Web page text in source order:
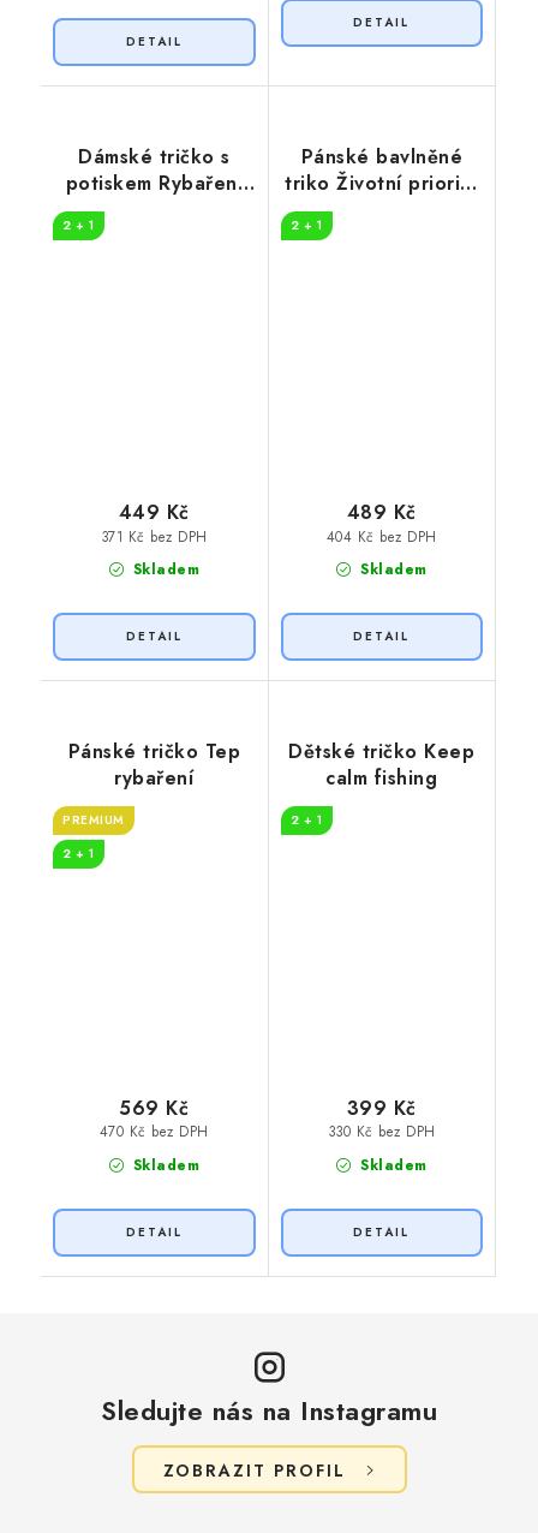
Dámské tričko s
potiskem Rybaření
2 + 1
Skladem
371 Kč bez DPH
449 Kč
Pánské bavlněné
triko Životní priority
2 + 1
Skladem
404 Kč bez DPH
489 Kč
Pánské tričko Tep
rybaření
PREMIUM
2 + 1
Skladem
470 Kč bez DPH
569 Kč
Dětské tričko Keep
calm fishing
2 + 1
Skladem
330 Kč bez DPH
399 Kč
Sledujte nás na Instagramu
ZOBRAZIT PROFIL